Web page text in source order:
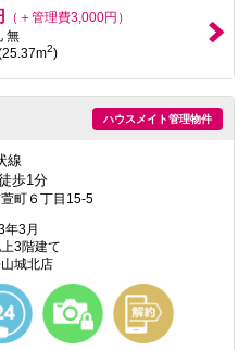
（＋管理費3,000円）
無
2)
ハウスメイト管理物件
線
歩1分
町６丁目15-5
年3月
3階建て
城北店